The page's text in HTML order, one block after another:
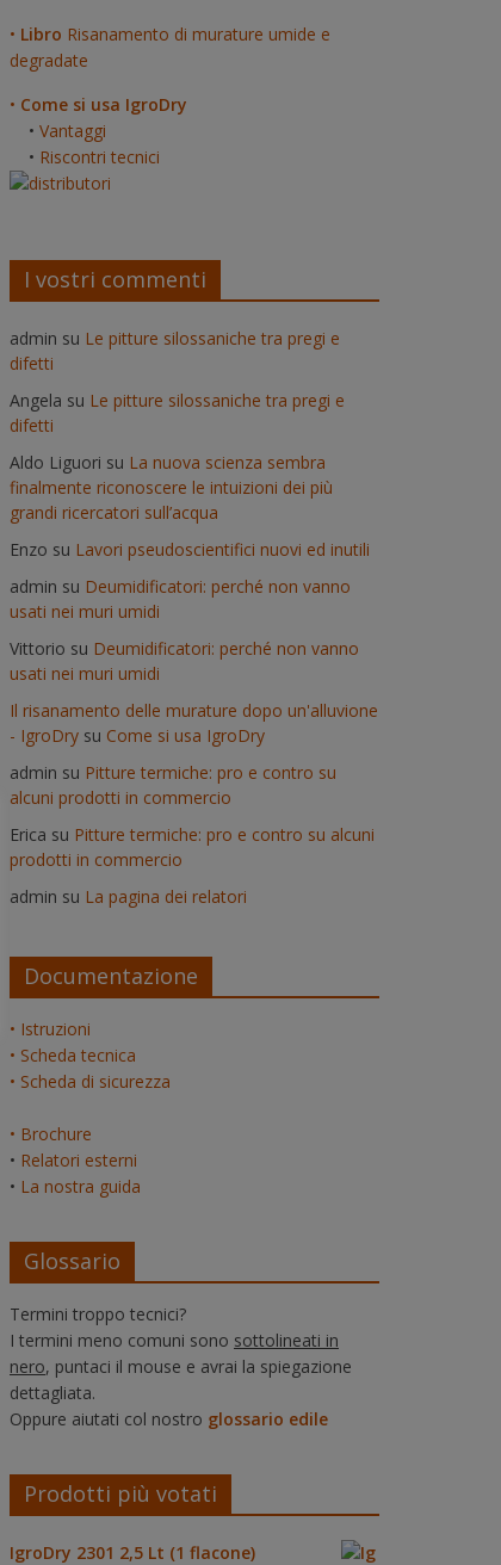
• Libro Risanamento di murature umide e
degradate
• Come si usa IgroDry
• Vantaggi
• Riscontri tecnici
I vostri commenti
admin su Le pitture silossaniche tra pregi e
difetti
Angela su Le pitture silossaniche tra pregi e
difetti
Aldo Liguori su La nuova scienza sembra
finalmente riconoscere le intuizioni dei più
grandi ricercatori sull’acqua
Enzo su Lavori pseudoscientifici nuovi ed inutili
admin su Deumidificatori: perché non vanno
usati nei muri umidi
Vittorio su Deumidificatori: perché non vanno
usati nei muri umidi
Il risanamento delle murature dopo un'alluvione
- IgroDry su Come si usa IgroDry
admin su Pitture termiche: pro e contro su
alcuni prodotti in commercio
Erica su Pitture termiche: pro e contro su alcuni
prodotti in commercio
admin su La pagina dei relatori
Documentazione
• Istruzioni
• Scheda tecnica
• Scheda di sicurezza
• Brochure
• Relatori esterni
• La nostra guida
Glossario
Termini troppo tecnici?
I termini meno comuni sono sottolineati in
nero, puntaci il mouse e avrai la spiegazione
dettagliata.
Oppure aiutati col nostro glossario edile
Prodotti più votati
IgroDry 2301 2,5 Lt (1 flacone)